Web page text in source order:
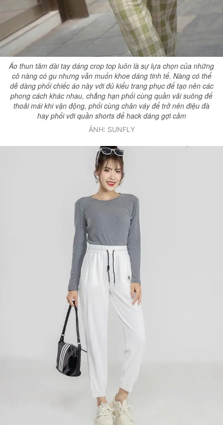
Áo thun tăm dài tay dáng crop top luôn là sự lựa chọn của những
cô nàng có gu nhưng vẫn muốn khoe dáng tinh tế. Nàng có thể
dễ dàng phối chiếc áo này với đủ kiểu trang phục để tạo nên các
phong cách khác nhau, chẳng hạn phối cùng quần vải suông để
thoải mái khi vận động, phối cùng chân váy để trở nên điệu đà
hay phối với quần shorts để hack dáng gợi cảm
ẢNH: SUNFLY